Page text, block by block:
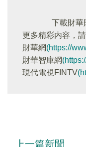
下載財華
更多精彩内容，請
財華網(https://
財華智庫網
現代電視FINTV
上一篇新聞